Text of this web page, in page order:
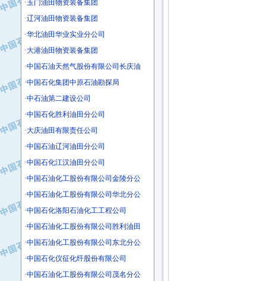
·山东东营胜利工业园区
·上海鼓风机厂有限公司
·中核苏阀科技实业股份有限公司
·济南柴油机股份有限公司
·上海科瑞曼士德电源系统集成有限公
·东方合金铸造厂
·保定北奥石油物探特种车辆制造有限
·盘锦辽河油田天意石油装备有限公司
·中船重工中南装备有限责任公司
·南石力天传动件有限公司
·浙江瑞普环境技术有限公司
·华北石油新大禹环保设备有限公司
·河北翼凌机械制造总厂
·萍乡市庞泰化工填料有限公司
·玉门油田物资装备集团
·辽河油田物资装备集团
·华北油田华业实业分公司
·大港油田物资装备集团
·中国石油天然气股份有限公司长庆油
·中国石化集团中原石油勘探局
·中石油第二建设公司
·中国石化胜利油田分公司
·大庆油田有限责任公司
·中国石油辽河油田分公司
·中国石化江汉油田分公司
·中国石油化工股份有限公司金陵分公
·中国石油化工股份有限公司华北分公
·中国石化洛阳石油化工工程公司
·中国石油化工股份有限公司胜利油田
·中国石油化工股份有限公司东北分公
·中国石化仪征化纤股份有限公司
·中国石油化工股份有限公司茂名分公